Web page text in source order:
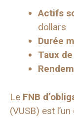
Actifs
dollars
Durée
Taux
Le FNB
(VUSB) est